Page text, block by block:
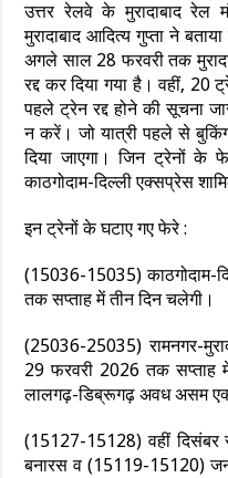
उत्तर रेलवे के मुरादाबाद रेल
मुरादाबाद आदित्य गुप्ता ने
अगले साल 28 फरवरी तक
रद्द कर दिया गया है। वहीं, 20
पहले ट्रेन रद्द होने की सूचना
न करें। जो यात्री पहले से
दिया जाएगा। जिन ट्रेनों के
काठगोदाम-दिल्ली एक्सप्रेस
इन ट्रेनों के घटाए गए फेरे :
(15036-15035) काठगोदाम-
तक सप्ताह में तीन दिन चलेगी।
(25036-25035) रामनगर-
29 फरवरी 2026 तक सप्ताह
लालगढ़-डिब्रूगढ़ अवध असम
(15127-15128) वहीं
बनारस व (15119-15120)